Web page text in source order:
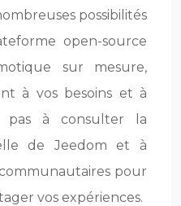
possibilités
open-source
sur mesure,
à vos besoins et à
pas à consulter la
de Jeedom et à
pour
vos expériences.